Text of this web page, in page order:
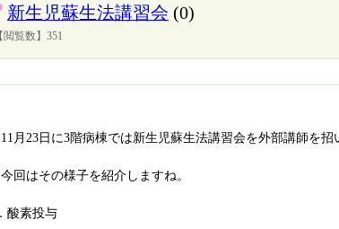
新生児蘇生法講習会 (0)
閲覧数】351
月23日に3階病棟では新生児蘇生法講習会を外部講師を招
はその様子を紹介しますね。
酸素投与